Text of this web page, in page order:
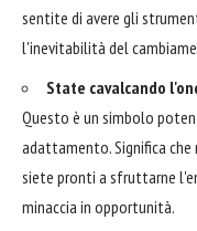
sentite di avere gli
l'inevitabilità del
State cavalcando
Questo è un simbolo
adattamento. Significa
siete pronti a sfruttarne
minaccia in opportunità.